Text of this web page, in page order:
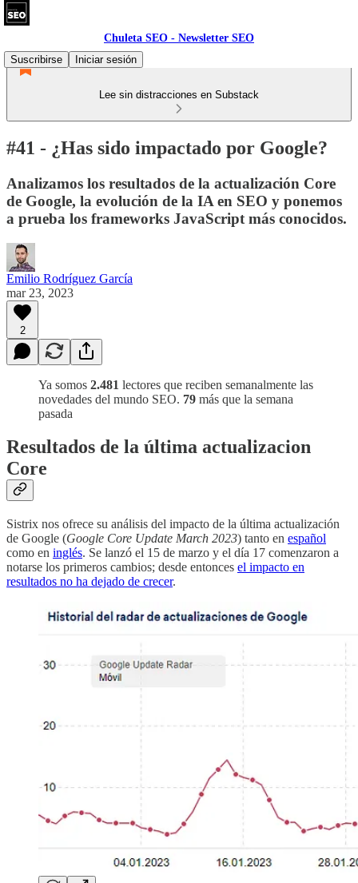
Chuleta SEO - Newsletter SEO
Suscribirse
Iniciar sesión
Lee sin distracciones en Substack
#41 - ¿Has sido impactado por Google?
Analizamos los resultados de la actualización Core
de Google, la evolución de la IA en SEO y ponemos
a prueba los frameworks JavaScript más conocidos.
Emilio Rodríguez García
mar 23, 2023
2
Ya somos 2.481 lectores que reciben semanalmente las
novedades del mundo SEO. 79 más que la semana
pasada
Resultados de la última actualizacion
Core
Sistrix nos ofrece su análisis del impacto de la última actualización
de Google (Google Core Update March 2023) tanto en español
como en inglés. Se lanzó el 15 de marzo y el día 17 comenzaron a
notarse los primeros cambios; desde entonces el impacto en
resultados no ha dejado de crecer.